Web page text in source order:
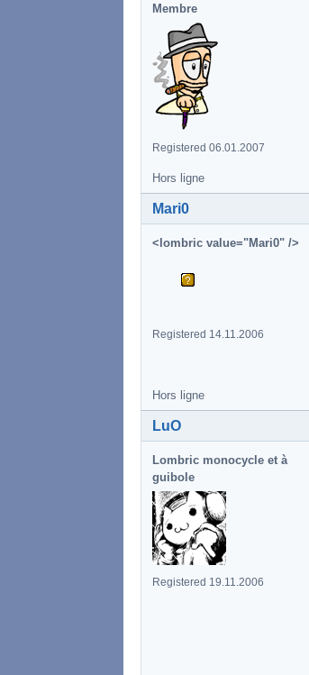
Membre
Registered 06.01.2007
Hors ligne
Mari0
<lombric value="Mari0" />
Registered 14.11.2006
Hors ligne
LuO
Lombric monocycle et à
guibole
Registered 19.11.2006